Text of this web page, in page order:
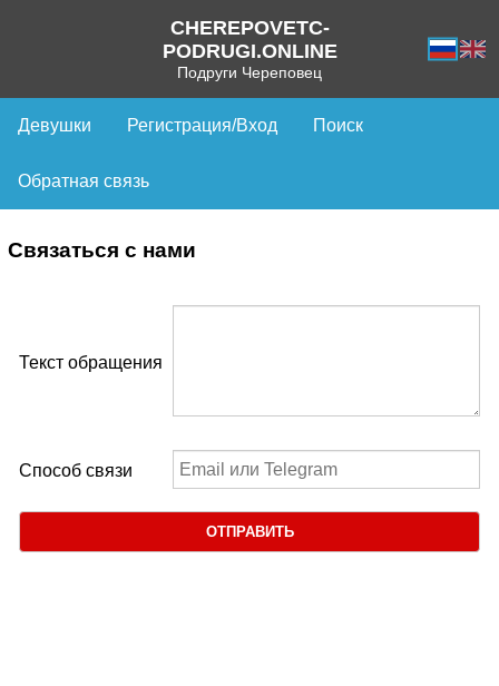
CHEREPOVETC-
PODRUGI.ONLINE
Подруги Череповец
Девушки Регистрация/Вход Поиск
Обратная связь
Связаться с нами
Текст обращения
Способ связи
ОТПРАВИТЬ